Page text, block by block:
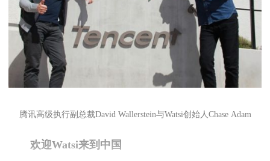
腾讯高级执行副总裁David Wallerstein与Watsi创始人Chase Adam
欢迎Watsi来到中国